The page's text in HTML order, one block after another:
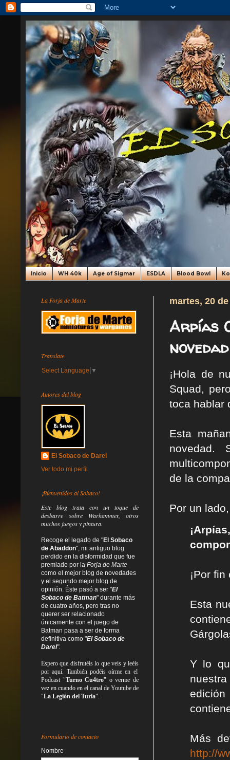
Inicio WH 40k Age of Sigmar ESDLA Blood Bowl
martes, 20
Arpías
¡Hola de
Squad,
toca hablar
Esta
novedad.
de la
Por un
¡Por
Esta
Y lo
edición
Más
http://
La Forja de Marte
Translate
Select Language ▼
Autores del blog
El Sobaco de Darel
Ver todo mi perfil
¡Bienvenidos al Sobaco!
Este blog trata con un toque de
desbarre sobre Warhammer, otros
muchos juegos y pintura.
Recoge el legado de "El Sobaco
de Abaddon", mi antiguo blog
perdido en la disformidad que fue
premiado por la Forja de Marte
como el mejor blog de novedades
y el segundo mejor blog de
opinión. Éste pasó a ser "El
Sobaco de Batman" durante más
de cuatro años, pero tras no
querer ser relacionado
únicamente con el juego de
Batman pasa a ser de forma
definitiva como "El Sobaco de
Darel".
Espero que disfrutéis lo queveis yleéis
por aquí. También podéis oírme en el
Podcast "Turno Cu4tro" o verme de
vez en cuando en el canal de Youtube de
"La Legión del Turia".
Formulario de contacto
Nombre